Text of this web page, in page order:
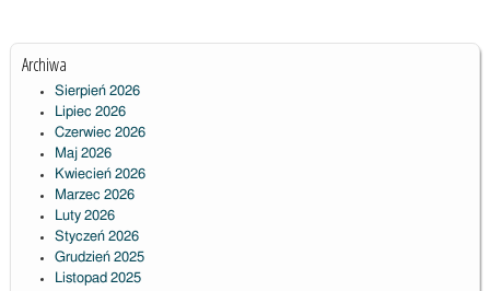
Archiwa
Sierpień 2026
Lipiec 2026
Czerwiec 2026
Maj 2026
Kwiecień 2026
Marzec 2026
Luty 2026
Styczeń 2026
Grudzień 2025
Listopad 2025